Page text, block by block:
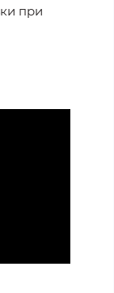
при